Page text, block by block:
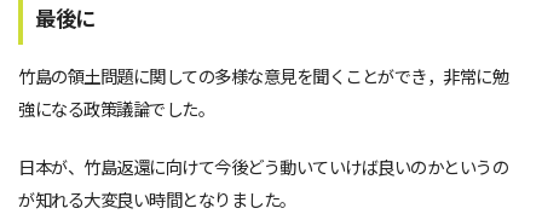
最後に
竹島の領土問題に関しての多様な意見を聞くことができ，非常に勉
強になる政策議論でした。
日本が、竹島返還に向けて今後どう動いていけば良いのかというの
が知れる大変良い時間となりました。